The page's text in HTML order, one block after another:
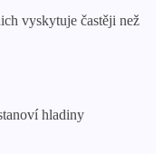
vyskytuje častěji než
hladiny